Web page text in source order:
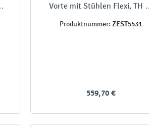
Vorte mit Stühlen Flexi, TH
Produktnummer: ZEST5531
559,70 €